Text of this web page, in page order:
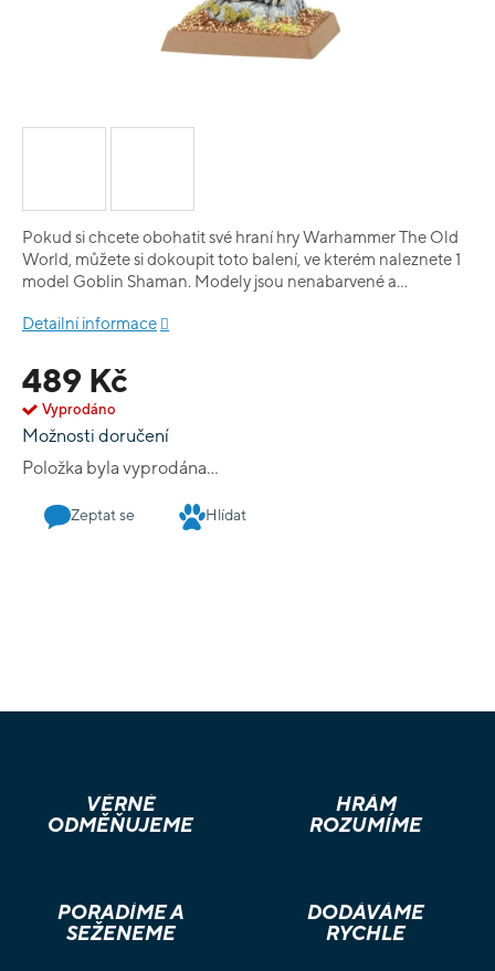
489 Kč
Vyprodáno
Možnosti doručení
Položka byla vyprodána…
Pokud si chcete obohatit své hraní hry Warhammer The Old
World, můžete si dokoupit toto balení, ve kterém naleznete 1
model Goblin Shaman. Modely jsou nenabarvené a
Detailní informace
Zeptat se Hlídat
VĚRNÉ
ODMĚŇUJEME
HRÁM
ROZUMÍME
PORADÍME A
SEŽENEME
DODÁVÁME
RYCHLE